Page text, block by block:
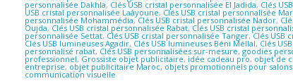
personnalisée Dakhla, Clés USB cristal personnalisée El Jadida, Clés
USB cristal personnalisée Laâyoune, Clés USB cristal personnalisée
personnalisée Mohammédia,Clés USB cristal personnalisée Nador,
Oujda, Clés USB cristal personnalisée Rabat, Clés USB cristal
personnalisée Settat, Clés USB cristal personnalisée Tanger,Clés USB
Clés USB lumineuses Agadir, Clés USB lumineuses Béni Méllal, Clés
personnalisé rabat, Clés USB personnalisées sur-mesure,goodies
professionnel, Grossiste objet publicitaire, idée cadeau pro, objet de
entreprise, objet publicitaire Maroc, objets promotionnels pour
communication visuelle